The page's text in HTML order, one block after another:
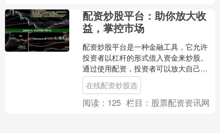
配资炒股平台：助你放大收
益，掌控市场
配资炒股平台是一种金融工具，它允许
投资者以杠杆的形式借入资金来炒股。
通过使用配资，投资者可以放大自己的
收益在线配资炒股选，同时也可以放大
风险。 配资炒股平台的优....
在线配资炒股选
阅读： 125 栏目： 股票配资资讯网